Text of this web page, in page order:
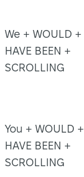
We + WOULD +
HAVE BEEN +
SCROLLING
You + WOULD +
HAVE BEEN +
SCROLLING